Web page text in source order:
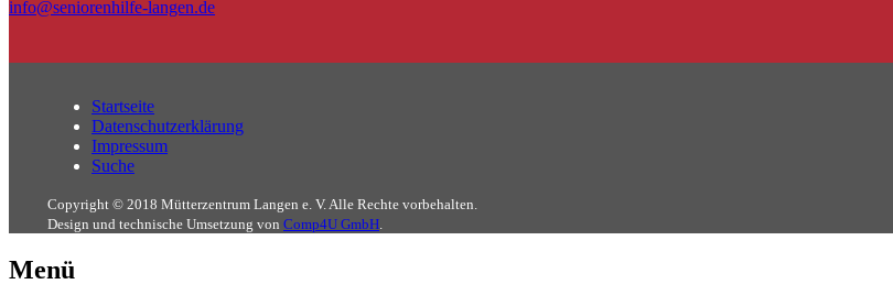
info@seniorenhilfe-langen.de
Startseite
Datenschutzerklärung
Impressum
Suche
Copyright © 2018 Mütterzentrum Langen e. V. Alle Rechte vorbehalten.
Design und technische Umsetzung von Comp4U GmbH.
Menü